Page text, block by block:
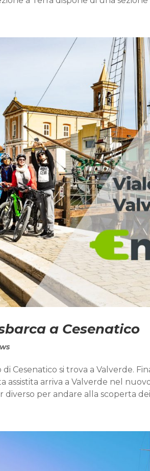
a Cesenatico
Cesenatico si trova a Valverde.
assistita arriva a Valverde nel
per andare alla scoperta